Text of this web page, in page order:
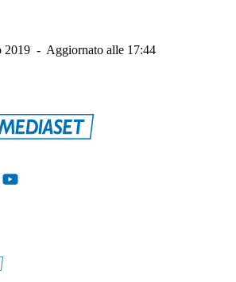
2019 - Aggiornato alle 17:44